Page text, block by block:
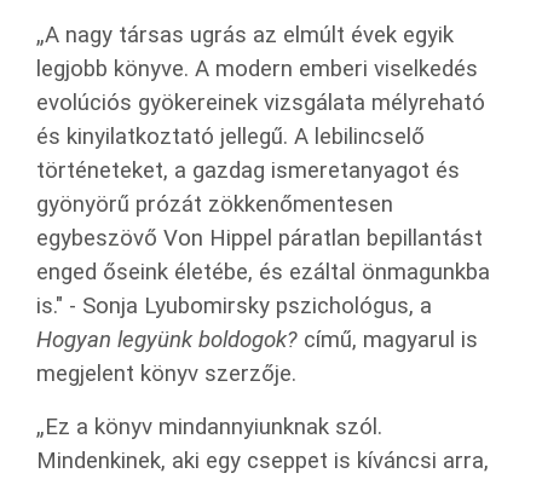
„A nagy társas ugrás az elmúlt évek egyik
legjobb könyve. A modern emberi viselkedés
evolúciós gyökereinek vizsgálata mélyreható
és kinyilatkoztató jellegű. A lebilincselő
történeteket, a gazdag ismeretanyagot és
gyönyörű prózát zökkenőmentesen
egybeszövő Von Hippel páratlan bepillantást
enged őseink életébe, és ezáltal önmagunkba
is." - Sonja Lyubomirsky pszichológus, a
Hogyan legyünk boldogok? című, magyarul is
megjelent könyv szerzője.
„Ez a könyv mindannyiunknak szól.
Mindenkinek, aki egy cseppet is kíváncsi arra,